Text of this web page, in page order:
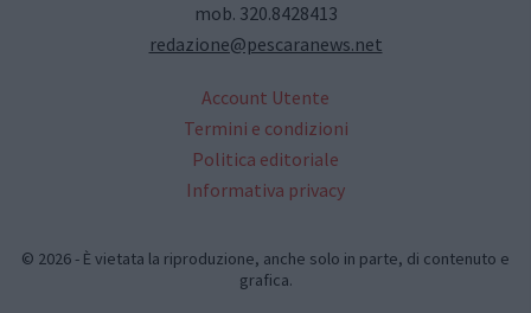
mob. 320.8428413
redazione@pescaranews.net
Account Utente
Termini e condizioni
Politica editoriale
Informativa privacy
© 2026 - È vietata la riproduzione, anche solo in parte, di contenuto e
grafica.